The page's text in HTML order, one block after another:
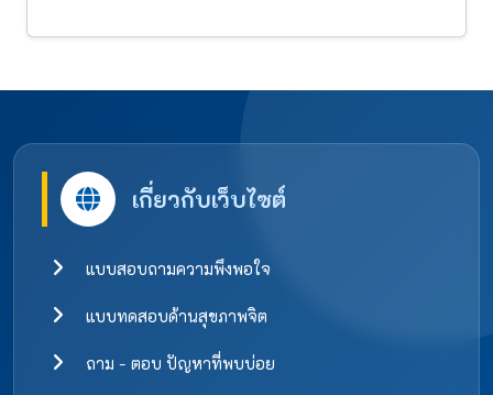
เกี่ยวกับเว็บไซต์
แบบสอบถามความพึงพอใจ
แบบทดสอบด้านสุขภาพจิต
ถาม - ตอบ ปัญหาที่พบบ่อย